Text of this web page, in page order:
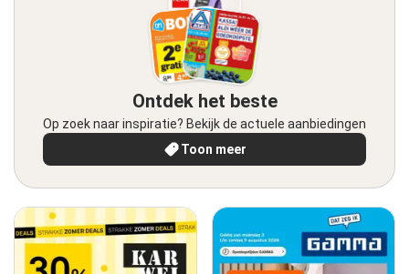
Ontdek het beste
Op zoek naar inspiratie? Bekijk de actuele aanbiedingen
Toon meer